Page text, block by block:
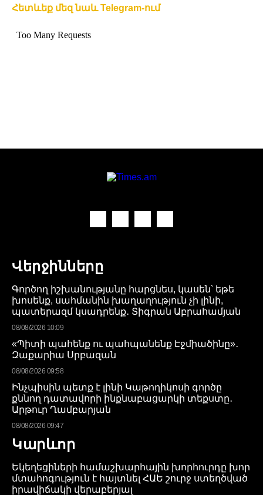
Հետևեք մեզ նաև Telegram-ում
Վերջինները
Գործող իշխանությանը հարցնես, կասեն՝ եթե
խոսենք, սահմանին խաղաղություն չի լինի,
պատերազմ կսադրենք․ Տիգրան Աբրահամյան
08/08/2026 10:09
«Պիտի պահենք ու պահպանենք Էջմիածինը»․
Զաքարիա Սրբազան
08/08/2026 09:58
Ինչպիսին պետք է լինի Կաթողիկոսի գործը
քննող դատավորի ինքնաբացարկի տեքստը․
Արթուր Ղամբարյան
08/08/2026 09:47
Կարևոր
Եկեղեցիների համաշխարհային խորհուրդը խոր
մտահոգություն է հայտնել ՀԱԵ շուրջ ստեղծված
իրավիճակի վերաբերյալ